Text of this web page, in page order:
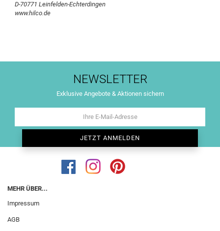
D-70771 Leinfelden-Echterdingen
www.hilco.de
NEWSLETTER
Exklusive Angebote & Aktionen sichern
MEHR ÜBER...
Impressum
AGB